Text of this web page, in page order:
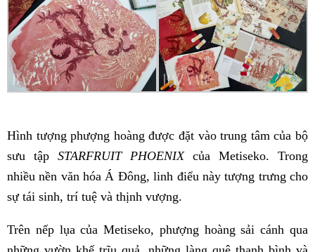
Hình tượng phượng hoàng được đặt vào trung tâm của bộ
sưu tập STARFRUIT PHOENIXcủa Metiseko. Trong
nhiều nền văn hóa Á Đông, linh điểu này tượng trưng cho
sự tái sinh, trí tuệ và thịnh vượng.
Trên nếp lụa của Metiseko, phượng hoàng sải cánh qua